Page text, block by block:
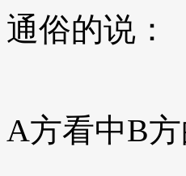
通俗的说：
A方看中B